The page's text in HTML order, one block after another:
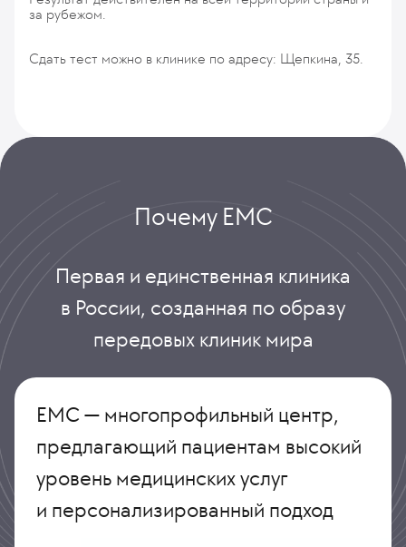
за рубежом.
Сдать тест можно в клинике по адресу: Щепкина, 35.
Почему ЕМС
Первая и единственная клиника
в России, созданная по образу
передовых клиник мира
ЕМС — многопрофильный центр,
предлагающий пациентам высокий
уровень медицинских услуг
и персонализированный подход